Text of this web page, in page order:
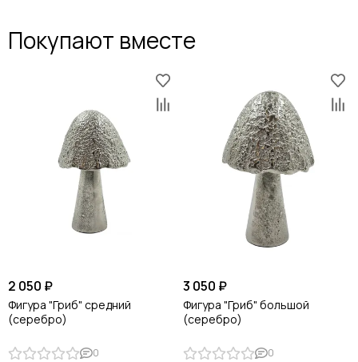
Покупают вместе
2 050 ₽
Фигура "Гриб" средний
(серебро)
0
3 050 ₽
Фигура "Гриб" большой
(серебро)
0